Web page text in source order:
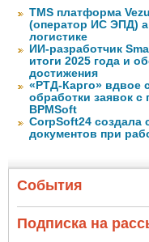
TMS платформа
(оператор ИС ЭПД)
логистике
ИИ-разработчик
итоги 2025 года и
достижения
«РТД-Карго» вдвое
обработки заявок
BPMSoft
CorpSoft24 создала
документов при
События
Подписка на